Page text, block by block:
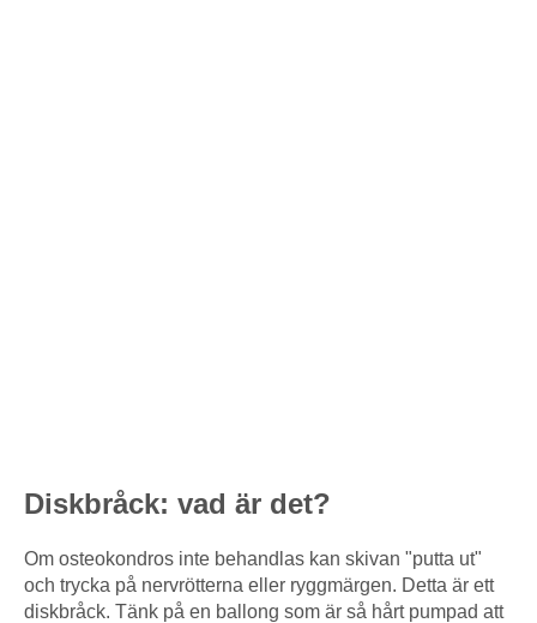
Diskbråck: vad är det?
Om osteokondros inte behandlas kan skivan "putta ut"
och trycka på nervrötterna eller ryggmärgen. Detta är ett
diskbråck. Tänk på en ballong som är så hårt pumpad att